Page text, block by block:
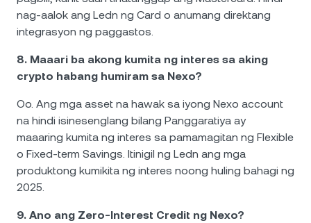
nag-aalok ang Ledn ng Card o anumang direktang
integrasyon ng paggastos.
8. Maaari ba akong kumita ng interes sa aking
crypto habang humiram sa Nexo?
Oo. Ang mga asset na hawak sa iyong Nexo account
na hindi isinesenglang bilang Panggaratiya ay
maaaring kumita ng interes sa pamamagitan ng Flexible
o Fixed-term Savings. Itinigil ng Ledn ang mga
produktong kumikita ng interes noong huling bahagi ng
2025.
9. Ano ang Zero-Interest Credit ng Nexo?